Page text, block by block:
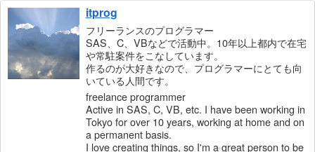
itprog
フリーランスのプログラマー
SAS、C、VBなどで活動中。10年以上都内で在宅
や常駐案件をこなしています。
作るのが大好きなので、プログラマーにとても向
いている人間です。
freelance programmer
Active in SAS, C, VB, etc. I have been working in
Tokyo for over 10 years, working at home and on
a permanent basis.
I love creating things, so I'm a great person to be